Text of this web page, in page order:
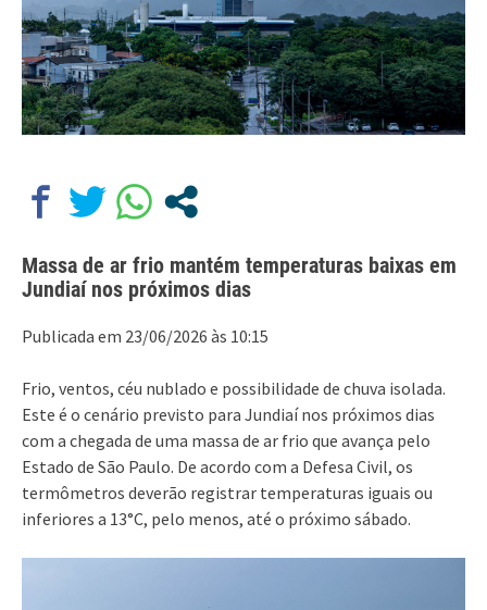
Massa de ar frio mantém temperaturas baixas em
Jundiaí nos próximos dias
Publicada em 23/06/2026 às 10:15
Frio, ventos, céu nublado e possibilidade de chuva isolada.
Este é o cenário previsto para Jundiaí nos próximos dias
com a chegada de uma massa de ar frio que avança pelo
Estado de São Paulo. De acordo com a Defesa Civil, os
termômetros deverão registrar temperaturas iguais ou
inferiores a 13°C, pelo menos, até o próximo sábado.